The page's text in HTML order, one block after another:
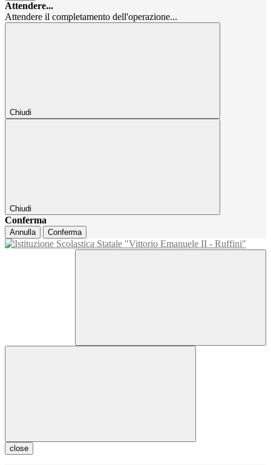
Attendere...
Attendere il completamento dell'operazione...
Chiudi
Chiudi
Conferma
Annulla Conferma
close